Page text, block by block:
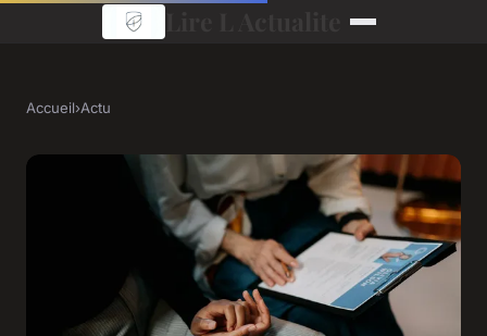
Accueil›Actu